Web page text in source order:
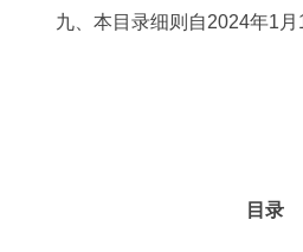
九、本目录细则自2024年1月1
上
目录